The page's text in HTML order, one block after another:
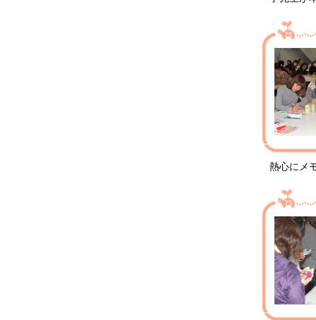
熱心にメ